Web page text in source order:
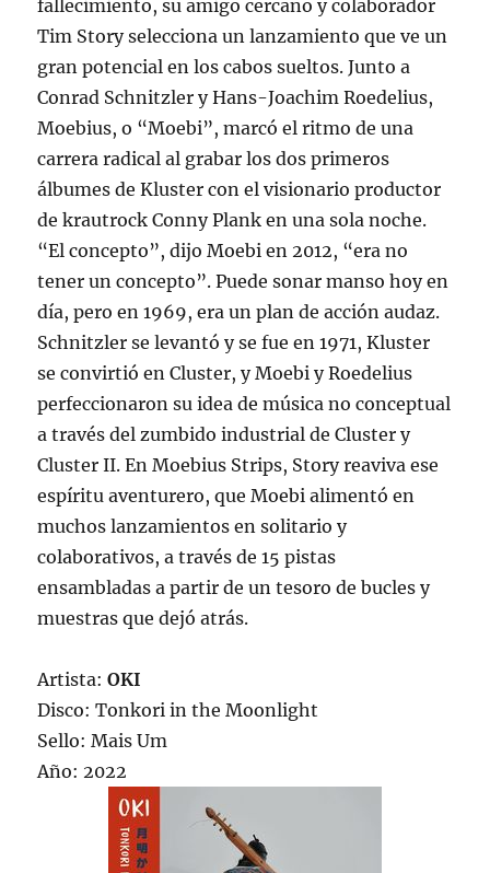
fallecimiento, su amigo cercano y colaborador
Tim Story selecciona un lanzamiento que ve un
gran potencial en los cabos sueltos. Junto a
Conrad Schnitzler y Hans-Joachim Roedelius,
Moebius, o “Moebi”, marcó el ritmo de una
carrera radical al grabar los dos primeros
álbumes de Kluster con el visionario productor
de krautrock Conny Plank en una sola noche.
“El concepto”, dijo Moebi en 2012, “era no
tener un concepto”. Puede sonar manso hoy en
día, pero en 1969, era un plan de acción audaz.
Schnitzler se levantó y se fue en 1971, Kluster
se convirtió en Cluster, y Moebi y Roedelius
perfeccionaron su idea de música no conceptual
a través del zumbido industrial de Cluster y
Cluster II. En Moebius Strips, Story reaviva ese
espíritu aventurero, que Moebi alimentó en
muchos lanzamientos en solitario y
colaborativos, a través de 15 pistas
ensambladas a partir de un tesoro de bucles y
muestras que dejó atrás.
Artista:OKI
Disco: Tonkori in the Moonlight
Sello: Mais Um
Año: 2022